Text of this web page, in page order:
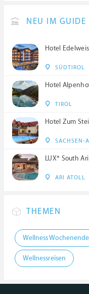
NEU IM GUIDE
Hotel
SÜDTIROL
Hotel
TIROL
Hotel Zum
SACHSEN-
LUX* South
ARI ATOLL
THEMEN
Wellness Wochenende
Wellnessreisen